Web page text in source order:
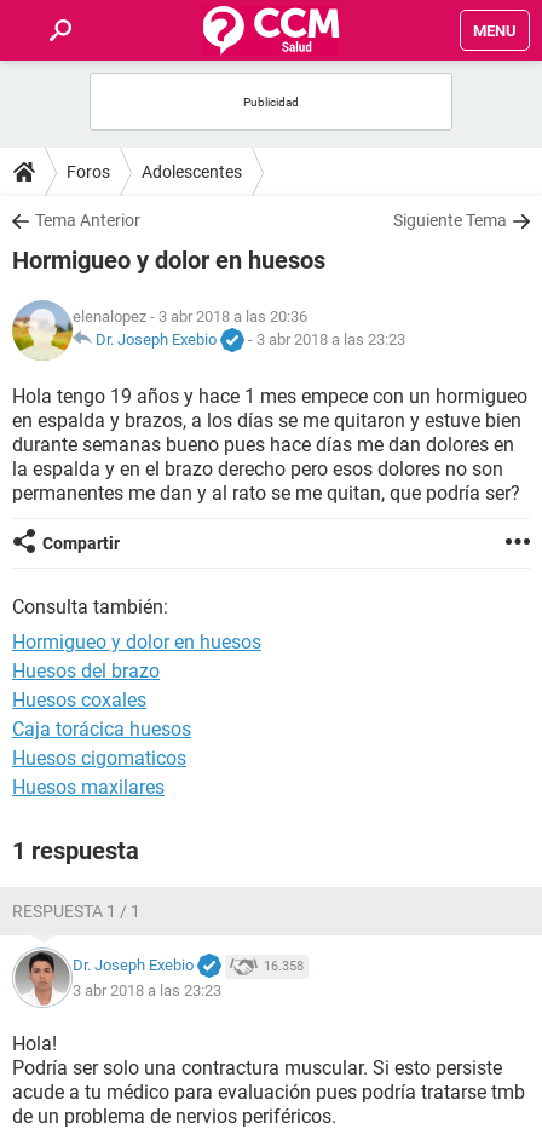
MENU
FOROS
SALUD
FAMILIA
NUTRICIÓN
BIENESTAR
SEXUALIDAD
GLOSARIO
Foros Adolescentes
Tema Anterior Siguiente Tema
Hormigueo y dolor en huesos
elenalopez - 3 abr 2018 a las 20:36
Dr. Joseph Exebio
- 3 abr 2018 a las 23:23
Hola tengo 19 años y hace 1 mes empece con un hormigueo
en espalda y brazos, a los días se me quitaron y estuve bien
durante semanas bueno pues hace días me dan dolores en
la espalda y en el brazo derecho pero esos dolores no son
permanentes me dan y al rato se me quitan, que podría ser?
Compartir
Consulta también:
Hormigueo y dolor en huesos
Huesos del brazo
Huesos coxales
Caja torácica huesos
Huesos cigomaticos
Huesos maxilares
1 respuesta
RESPUESTA 1 / 1
Dr. Joseph Exebio 16.358
3 abr 2018 a las 23:23
Hola!
Podría ser solo una contractura muscular. Si esto persiste
acude a tu médico para evaluación pues podría tratarse tmb
de un problema de nervios periféricos.